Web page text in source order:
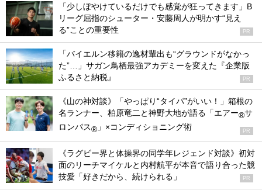
「少しぼやけているだけでも感覚が狂ってきます」B
リーグ屈指のシューター・安藤周人が明かす“見え
る”ことの重要性
PR
「バイエルン移籍の逸材輩出も“グラウンドがなかっ
た”…」サガン鳥栖最強アカデミーを変えた『企業版
ふるさと納税』
PR
《山の神対談》「やっぱり“タイパ”がいい！」箱根の
名ランナー、柏原竜二と神野大地が語る「エアー®サ
ロンパス® 」×コンディショニング術 PR
《ラグビー界と体操界の同学年レジェンド対談》初対
面のリーチマイケルと内村航平が本音で語り合った競
技愛「好きだから、続けられる」
PR